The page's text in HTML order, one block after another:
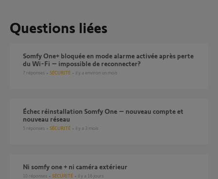
Questions liées
Somfy One+ bloquée en mode alarme activée après perte
du Wi-Fi – impossible de reconnecter?
7 réponses SÉCURITÉ il y a environ un mois
Échec réinstallation Somfy One – nouveau compte et
nouveau réseau
5 réponses SÉCURITÉ il y a 3 mois
Ni somfy one + ni caméra extérieur
10 réponses SÉCURITÉ il y a 16 jours